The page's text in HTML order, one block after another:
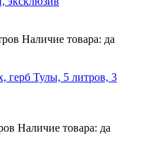
Наличие товара: да
Наличие товара: да